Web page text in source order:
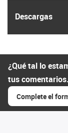
Descargas
¿Qué tal lo
tus comentarios.
Complete el